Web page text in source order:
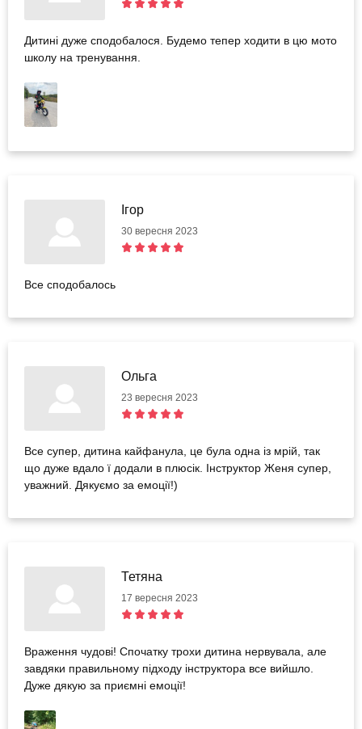
Дитині дуже сподобалося. Будемо тепер ходити в цю мото
школу на тренування.
Ігор
30 вересня 2023
Все сподобалось
Ольга
23 вересня 2023
Все супер, дитина кайфанула, це була одна із мрій, так
що дуже вдало ї додали в плюсік. Інструктор Женя супер,
уважний. Дякуємо за емоції!)
Тетяна
17 вересня 2023
Враження чудові! Спочатку трохи дитина нервувала, але
завдяки правильному підходу інструктора все вийшло.
Дуже дякую за приємні емоції!